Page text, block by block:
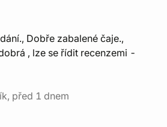
Dobře zabalené čaje.,
, lze se řídit recenzemi -
před 1 dnem